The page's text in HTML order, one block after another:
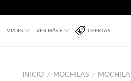
VIAJES VER MÁS + OFERTAS
INICIO / MOCHILAS / MOCHILA